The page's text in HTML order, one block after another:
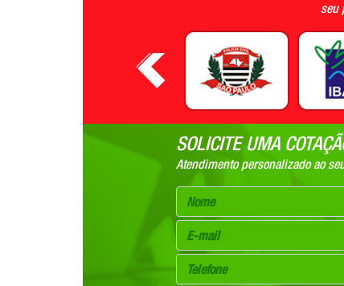
seu
SOLICITE UMA
Atendimento personalizado ao